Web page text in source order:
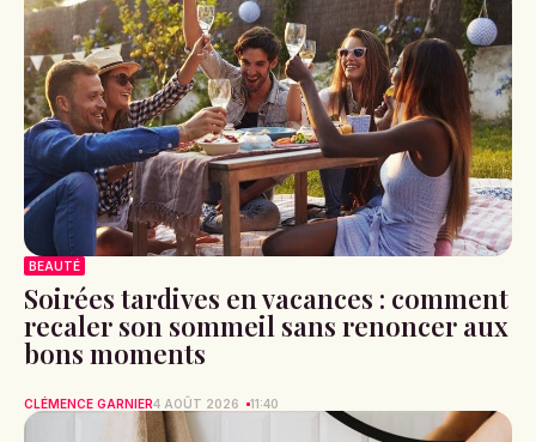
BEAUTÉ
Soirées tardives en vacances : comment
recaler son sommeil sans renoncer aux
bons moments
CLÉMENCE GARNIER4 AOÛT 2026 11:40